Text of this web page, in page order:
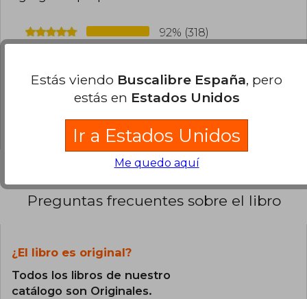
92% (318)
1% (2)
0% (1)
0% (0)
Preguntas frecuentes sobre el libro
¿El libro es original?
Todos los libros de nuestro
catálogo son Originales.
Estás viendo Buscalibre España, pero
estás en Estados Unidos
Ir a Estados Unidos
Me quedo aquí